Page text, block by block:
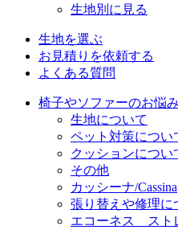
生地別に見る
生地を選ぶ
お見積りを依頼する
よくある質問
椅子やソファーのお悩
生地について
ペット対策につい
クッションについ
その他
カッシーナ/Cassina
張り替えや修理に
エコーネス スト